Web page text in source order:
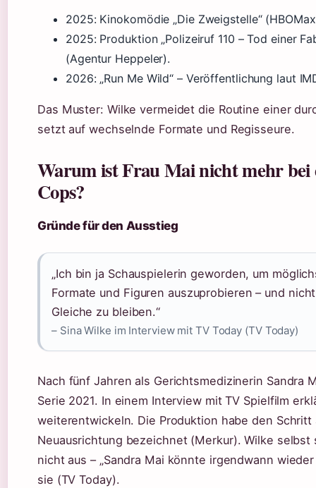
2025: Kinokomödie „Die Zweigstelle“
2025: Produktion „Polizeiruf 110 – Tod einer
(Agentur Heppeler).
2026: „Run Me Wild“ – Veröffentlichung laut
Das Muster: Wilke vermeidet die Routine einer
setzt auf wechselnde Formate und Regisseure.
Warum ist Frau Mai nicht mehr bei
Cops?
Gründe für den Ausstieg
„Ich bin ja Schauspielerin geworden, um
Formate und Figuren auszuprobieren – und
Gleiche zu bleiben.“
– Sina Wilke im Interview mit TV Today (TV Today)
Nach fünf Jahren als Gerichtsmedizinerin Sandra
Serie 2021. In einem Interview mit TV Spielfilm
weiterentwickeln. Die Produktion habe den Schritt
Neuausrichtung bezeichnet (Merkur). Wilke selbst
nicht aus – „Sandra Mai könnte irgendwann
sie (TV Today).